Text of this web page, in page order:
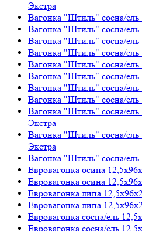
Экстра
Вагонка "Штиль" сосна/ель
Вагонка "Штиль" сосна/ель
Вагонка "Штиль" сосна/ель
Вагонка "Штиль" сосна/ель
Вагонка "Штиль" сосна/ель
Вагонка "Штиль" сосна/ель
Вагонка "Штиль" сосна/ель
Вагонка "Штиль" сосна/ель
Вагонка "Штиль" сосна/ель
Экстра
Вагонка "Штиль" сосна/ель
Экстра
Вагонка "Штиль" сосна/ель
Евровагонка осина
Евровагонка осина
Евровагонка липа
Евровагонка липа
Евровагонка сосна/ель
Евровагонка сосна/ель